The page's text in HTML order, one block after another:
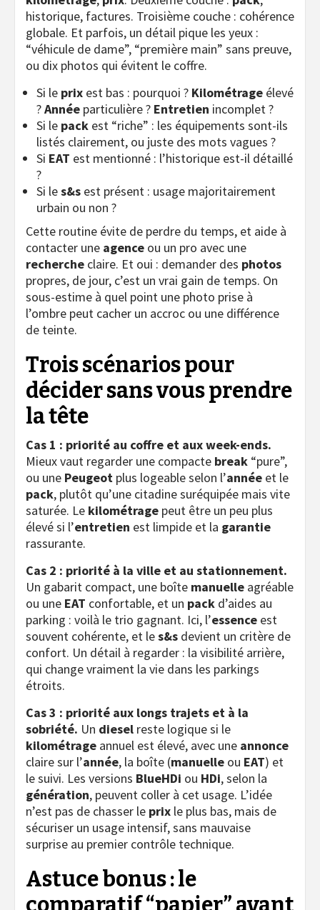
historique, factures. Troisième couche : cohérence
globale. Et parfois, un détail pique les yeux :
“véhicule de dame”, “première main” sans preuve,
ou dix photos qui évitent le coffre.
Si le prix est bas : pourquoi ? Kilométrage élevé
?Année particulière ? Entretien incomplet ?
Si le pack est “riche” : les équipements sont-ils
listés clairement, ou juste des mots vagues ?
Si EAT est mentionné : l’historique est-il détaillé
?
Si les&s est présent : usage majoritairement
urbain ou non ?
Cette routine évite de perdre du temps, et aide à
contacter une agence ou un pro avec une
recherche claire. Et oui : demander des photos
propres, de jour, c’est un vrai gain de temps. On
sous-estime à quel point une photo prise à
l’ombre peut cacher un accroc ou une différence
de teinte.
Trois scénarios pour
décider sans vous prendre
la tête
Cas 1 : priorité au coffre et aux week-ends.
Mieux vaut regarder une compacte break “pure”,
ou une Peugeot plus logeable selon l’année et le
pack, plutôt qu’une citadine suréquipée mais vite
saturée. Le kilométrage peut être un peu plus
élevé si l’entretien est limpide et la garantie
rassurante.
Cas 2 : priorité à la ville et au stationnement.
Un gabarit compact, une boîte manuelle agréable
ou une EAT confortable, et un pack d’aides au
parking : voilà le trio gagnant. Ici, l’essence est
souvent cohérente, et les&s devient un critère de
confort. Un détail à regarder : la visibilité arrière,
qui change vraiment la vie dans les parkings
étroits.
Cas 3 : priorité aux longs trajets et à la
sobriété. Un diesel reste logique si le
kilométrage annuel est élevé, avec une annonce
claire sur l’année, la boîte (manuelle ou EAT) et
le suivi. Les versions BlueHDi ou HDi, selon la
génération, peuvent coller à cet usage. L’idée
n’est pas de chasser le prix le plus bas, mais de
sécuriser un usage intensif, sans mauvaise
surprise au premier contrôle technique.
Astuce bonus : le
comparatif “papier” avant